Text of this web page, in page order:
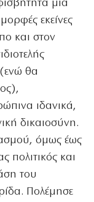
μια
εκείνες
και στον
θα
ιδανικά,
δικαιοσύνη.
όμως έως
πολιτικός και
του
Πολέμησε